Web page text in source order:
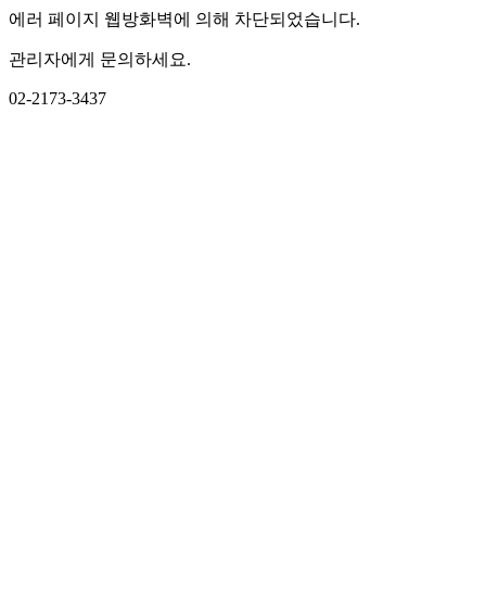
에러 페이지 웹방화벽에 의해 차단되었습니다.
관리자에게 문의하세요.
02-2173-3437